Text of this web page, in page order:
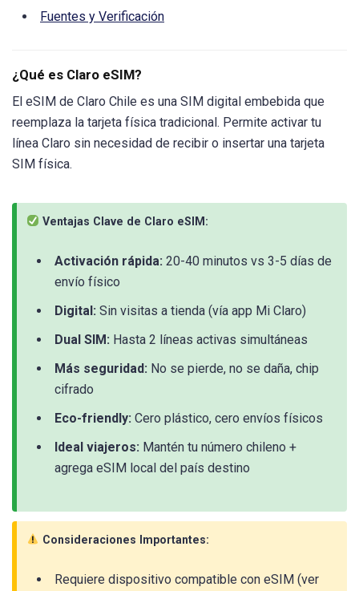
Fuentes y Verificación
¿Qué es Claro eSIM?
El eSIM de Claro Chile es una SIM digital embebida que
reemplaza la tarjeta física tradicional. Permite activar tu
línea Claro sin necesidad de recibir o insertar una tarjeta
SIM física.
Ventajas Clave de Claro eSIM:
Activación rápida: 20-40 minutos vs 3-5 días de
envío físico
Digital: Sin visitas a tienda (vía app Mi Claro)
Dual SIM: Hasta 2 líneas activas simultáneas
Más seguridad: No se pierde, no se daña, chip
cifrado
Eco-friendly: Cero plástico, cero envíos físicos
Ideal viajeros: Mantén tu número chileno +
agrega eSIM local del país destino
Consideraciones Importantes:
Requiere dispositivo compatible con eSIM (ver